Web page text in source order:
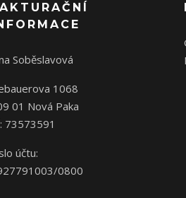
Soběslavová
1068
01 Nová Paka
73573591
účtu:
0800